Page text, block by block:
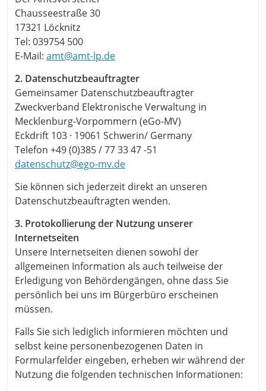
Chausseestraße 30
17321 Löcknitz
Tel: 039754 500
E-Mail: amt@amt-lp.de
2. Datenschutzbeauftragter
Gemeinsamer Datenschutzbeauftragter
Zweckverband Elektronische Verwaltung in
Mecklenburg-Vorpommern (eGo-MV)
Eckdrift 103 · 19061 Schwerin/ Germany
Telefon +49 (0)385 / 77 33 47 -51
datenschutz@ego-mv.de
Sie können sich jederzeit direkt an unseren
Datenschutzbeauftragten wenden.
3. Protokollierung der Nutzung unserer
Internetseiten
Unsere Internetseiten dienen sowohl der
allgemeinen Information als auch teilweise der
Erledigung von Behördengängen, ohne dass Sie
persönlich bei uns im Bürgerbüro erscheinen
müssen.
Falls Sie sich lediglich informieren möchten und
selbst keine personenbezogenen Daten in
Formularfelder eingeben, erheben wir während der
Nutzung die folgenden technischen Informationen: